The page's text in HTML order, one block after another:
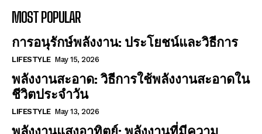
MOST POPULAR
การอนุรักษ์พลังงาน: ประโยชน์และวิธีการ
LIFESTYLE May 15, 2026
พลังงานสะอาด: วิธีการใช้พลังงานสะอาดใน
ชีวิตประจำวัน
LIFESTYLE May 13, 2026